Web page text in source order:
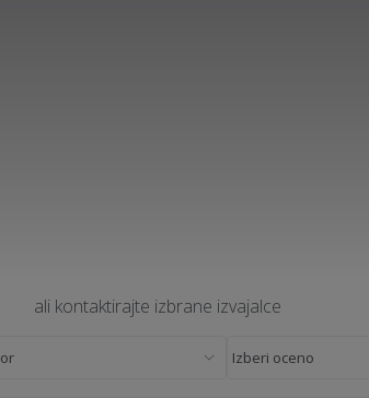
ali kontaktirajte izbrane izvajalce